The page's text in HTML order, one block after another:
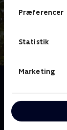
Præferencer
Statistik
Marketing
åbner dørene